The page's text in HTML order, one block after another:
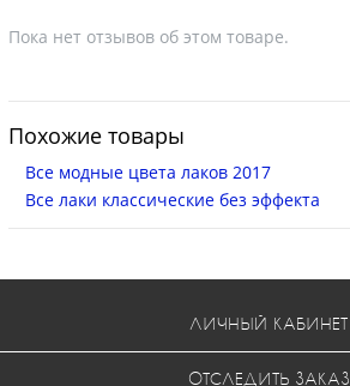
Пока нет отзывов об этом товаре.
Похожие товары
Все модные цвета лаков 2017
Все лаки классические без эффекта
ЛИЧНЫЙ КАБИНЕТ
ОТСЛЕДИТЬ ЗАКАЗ